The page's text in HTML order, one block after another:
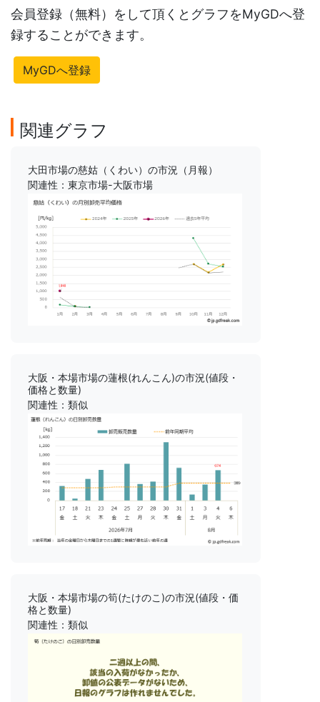
会員登録（無料）をして頂くとグラフをMyGDへ登
録することができます。
MyGDへ登録
関連グラフ
大田市場の慈姑（くわい）の市況（月報）
関連性：東京市場-大阪市場
大阪・本場市場の蓮根(れんこん)の市況(値段・
価格と数量)
関連性：類似
大阪・本場市場の筍(たけのこ)の市況(値段・価
格と数量)
関連性：類似